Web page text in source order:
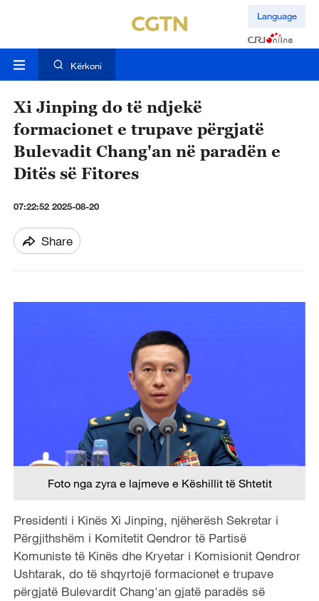
Language
Kërkoni
Xi Jinping do të ndjekë
formacionet e trupave përgjatë
Bulevadit Chang'an në paradën e
Ditës së Fitores
07:22:52 2025-08-20
Share
Foto nga zyra e lajmeve e Këshillit të Shtetit
Presidenti i Kinës Xi Jinping, njëherësh Sekretar i
Përgjithshëm i Komitetit Qendror të Partisë
Komuniste të Kinës dhe Kryetar i Komisionit Qendror
Ushtarak, do të shqyrtojë formacionet e trupave
përgjatë Bulevardit Chang'an gjatë paradës së